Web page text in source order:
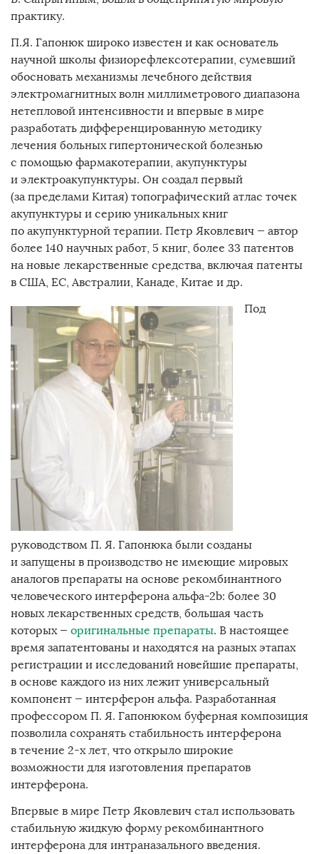
практику.
П.Я. Гапонюк широко известен и как основатель
научной школы физиорефлексотерапии, сумевший
обосновать механизмы лечебного действия
электромагнитных волн миллиметрового диапазона
нетепловой интенсивности и впервые в мире
разработать дифференцированную методику
лечения больных гипертонической болезнью
с помощью фармакотерапии, акупунктуры
и электроакупунктуры. Он создал первый
(за пределами Китая) топографический атлас точек
акупунктуры и серию уникальных книг
по акупунктурной терапии. Петр Яковлевич — автор
более 140 научных работ, 5 книг, более 33 патентов
на новые лекарственные средства, включая патенты
в США, ЕС, Австралии, Канаде, Китае и др.
Под
руководством П. Я. Гапонюка были созданы
и запущены в производство не имеющие мировых
аналогов препараты на основе рекомбинантного
человеческого интерферона aльфа-2b: более 30
новых лекарственных средств, большая часть
которых — оригинальные препараты. В настоящее
время запатентованы и находятся на разных этапах
регистрации и исследований новейшие препараты,
в основе каждого из них лежит универсальный
компонент — интерферон альфа. Разработанная
профессором П. Я. Гапонюком буферная композиция
позволила сохранять стабильность интерферона
в течение 2-х лет, что открыло широкие
возможности для изготовления препаратов
интерферона.
Впервые в мире Петр Яковлевич стал использовать
стабильную жидкую форму рекомбинантного
интерферона для интраназального введения.